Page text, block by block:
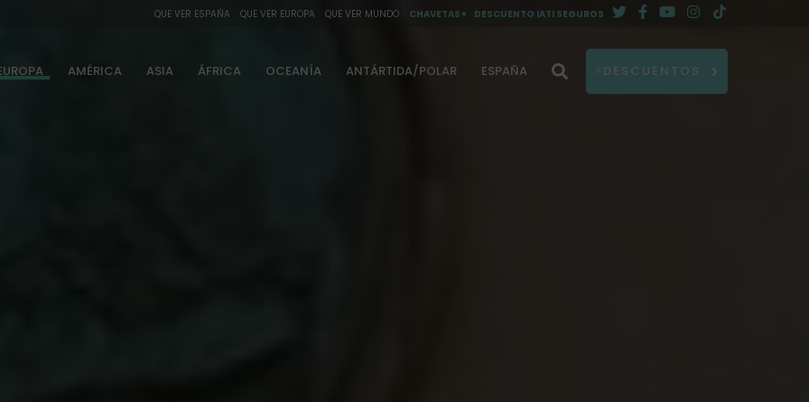
QUE VER ESPAÑA QUE VER EUROPA QUE VER MUNDO CHAVETAS+ DESCUENTO IATI SEGUROS
AMÉRICA ASIA ÁFRICA OCEANÍA ANTÁRTIDA/POLAR ESPAÑA ⚡DESCUENTOS